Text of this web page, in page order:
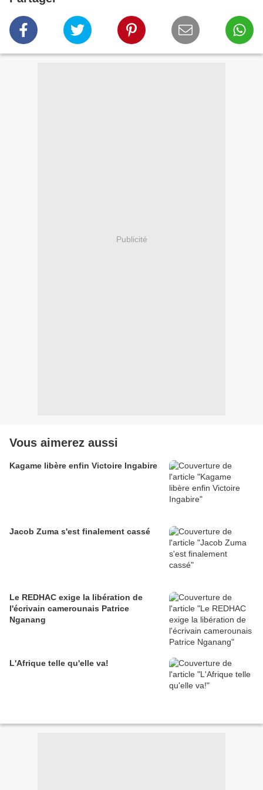
Publicité
Vous aimerez aussi
Kagame libère enfin Victoire Ingabire
Jacob Zuma s'est finalement cassé
Le REDHAC exige la libération de
l'écrivain camerounais Patrice
Nganang
L'Afrique telle qu'elle va!